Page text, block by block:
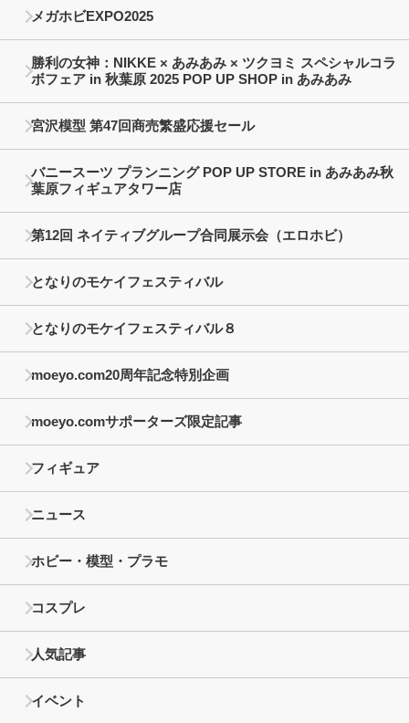
メガホビEXPO2025
勝利の女神：NIKKE × あみあみ × ツクヨミ スペシャルコラ
ボフェア in 秋葉原 2025 POP UP SHOP in あみあみ
宮沢模型 第47回商売繁盛応援セール
バニースーツ プランニング POP UP STORE in あみあみ秋
葉原フィギュアタワー店
第12回 ネイティブグループ合同展示会（エロホビ）
となりのモケイフェスティバル
となりのモケイフェスティバル８
moeyo.com20周年記念特別企画
moeyo.comサポーターズ限定記事
フィギュア
ニュース
ホビー・模型・プラモ
コスプレ
人気記事
イベント